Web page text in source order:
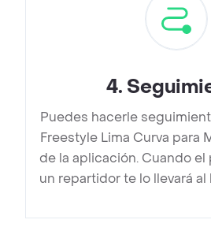
4.
Puedes hacerle
Freestyle Lima Curva para
de la aplicación. Cuando
un repartidor te lo llevará